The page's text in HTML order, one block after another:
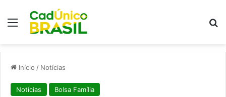
Menu
Início / Notícias
Notícias Bolsa Família